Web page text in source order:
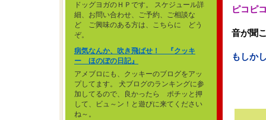
ドッグヨガのＨＰです。 スケジュール詳
細、お問い合わせ、ご予約、ご相談な
ど ご興味のある方は、こちらに どう
ぞ。
病気なんか、吹き飛ばせ！ 『クッキ
ー ほのぼの日記』
アメブロにも、クッキーのブログをアッ
プしてます。 犬ブログのランキングに参
加してるので、良かったら ポチッと押
して、ビュ～ン！と遊びに来てください
ね～。
ピコ
音が聞
もしか